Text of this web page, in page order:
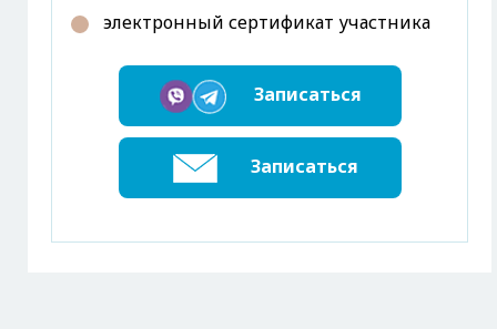
электронный сертификат участника
Записаться
Записаться